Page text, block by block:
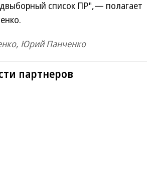
список ПР",— полагает
Юрий Панченко
партнеров